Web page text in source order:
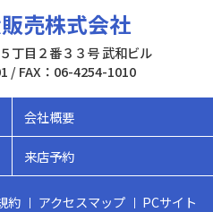
売株式会社
丁目２番３３号 武和ビル
/ FAX：06-4254-1010
会社概要
来店予約
約 アクセスマップ
PCサイト